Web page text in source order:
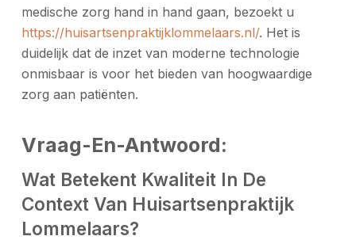
medische zorg hand in hand gaan, bezoekt u
https://huisartsenpraktijklommelaars.nl/. Het is
duidelijk dat de inzet van moderne technologie
onmisbaar is voor het bieden van hoogwaardige
zorg aan patiënten.
Vraag-En-Antwoord:
Wat Betekent Kwaliteit In De
Context Van Huisartsenpraktijk
Lommelaars?